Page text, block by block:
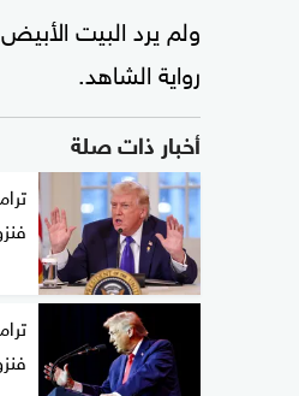
ولم يرد البيت
رواية الشاهد.
أخبار ذات صلة